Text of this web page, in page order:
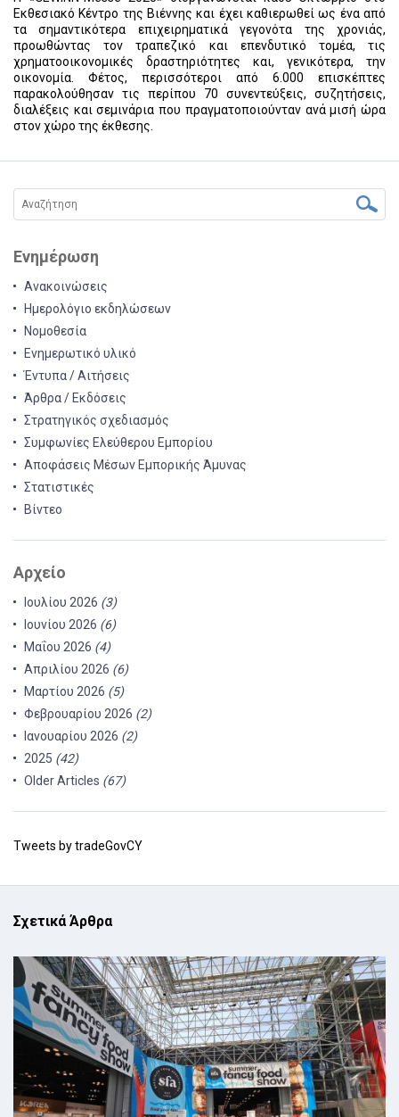
Εκθεσιακό Κέντρο της Βιέννης και έχει καθιερωθεί ως ένα από
τα σημαντικότερα επιχειρηματικά γεγονότα της χρονιάς,
προωθώντας τον τραπεζικό και επενδυτικό τομέα, τις
χρηματοοικονομικές δραστηριότητες και, γενικότερα, την
οικονομία. Φέτος, περισσότεροι από 6.000 επισκέπτες
παρακολούθησαν τις περίπου 70 συνεντεύξεις, συζητήσεις,
διαλέξεις και σεμινάρια που πραγματοποιούνταν ανά μισή ώρα
στον χώρο της έκθεσης.
Ενημέρωση
Ανακοινώσεις
Ημερολόγιο εκδηλώσεων
Νομοθεσία
Ενημερωτικό υλικό
Έντυπα / Αιτήσεις
Άρθρα / Εκδόσεις
Στρατηγικός σχεδιασμός
Συμφωνίες Ελεύθερου Εμπορίου
Αποφάσεις Μέσων Εμπορικής Άμυνας
Στατιστικές
Βίντεο
Αρχείο
Ιουλίου 2026 (3)
Ιουνίου 2026 (6)
Μαΐου 2026 (4)
Απριλίου 2026 (6)
Μαρτίου 2026 (5)
Φεβρουαρίου 2026 (2)
Ιανουαρίου 2026 (2)
2025 (42)
Older Articles (67)
Tweets by tradeGovCY
Σχετικά Άρθρα